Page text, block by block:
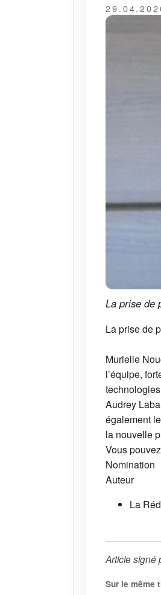
La prise de
La prise de
Murielle
l’équipe,
Audrey
également
la nouvelle
Vous
Nomination
Auteur
La
Article signé
Sur le même